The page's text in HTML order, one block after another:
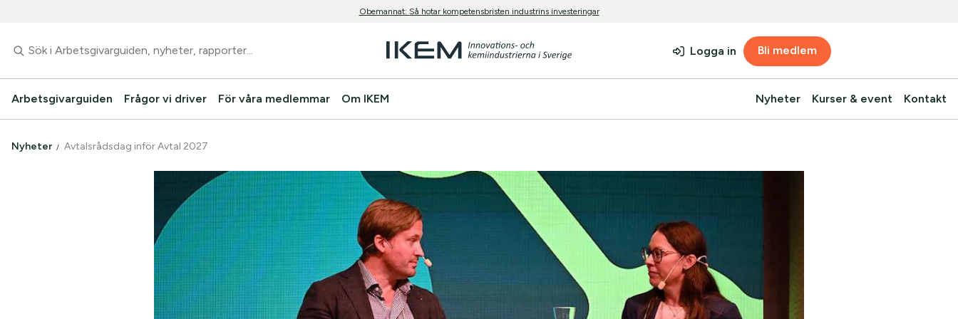
Obemannat: Så hotar kompetensbristen industrins investeringar
Arbetsgivarguiden Frågor vi driver För våra medlemmar Om IKEM Nyheter Kurser & event Kontakt
Logga in Bli medlem
Nyheter Avtalsrådsdag inför Avtal 2027